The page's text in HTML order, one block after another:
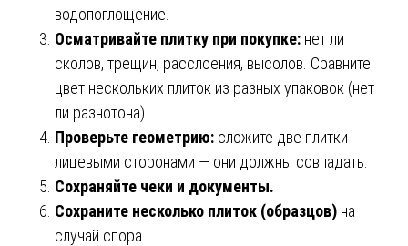
водопоглощение.
Осматривайте плитку при покупке: нет ли
сколов, трещин, расслоения, высолов. Сравните
цвет нескольких плиток из разных упаковок (нет
ли разнотона).
Проверьте геометрию: сложите две плитки
лицевыми сторонами — они должны совпадать.
Сохраняйте чеки и документы.
Сохраните несколько плиток (образцов) на
случай спора.